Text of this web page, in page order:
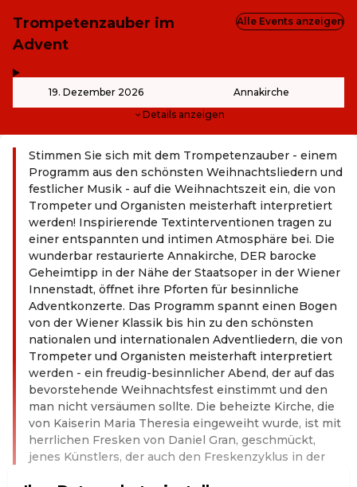
Trompetenzauber im
Advent
19. Dezember 2026 Annakirche
Details anzeigen
Alle Events anzeigen
Stimmen Sie sich mit dem Trompetenzauber - einem
Programm aus den schönsten Weihnachtsliedern und
festlicher Musik - auf die Weihnachtszeit ein, die von
Trompeter und Organisten meisterhaft interpretiert
werden! Inspirierende Textinterventionen tragen zu
einer entspannten und intimen Atmosphäre bei. Die
wunderbar restaurierte Annakirche, DER barocke
Geheimtipp in der Nähe der Staatsoper in der Wiener
Innenstadt, öffnet ihre Pforten für besinnliche
Adventkonzerte. Das Programm spannt einen Bogen
von der Wiener Klassik bis hin zu den schönsten
nationalen und internationalen Adventliedern, die von
Trompeter und Organisten meisterhaft interpretiert
werden - ein freudig-besinnlicher Abend, der auf das
bevorstehende Weihnachtsfest einstimmt und den
man nicht versäumen sollte. Die beheizte Kirche, die
von Kaiserin Maria Theresia eingeweiht wurde, ist mit
herrlichen Fresken von Daniel Gran, geschmückt,
jenes Künstlers, der auch den Freskenzyklus in der